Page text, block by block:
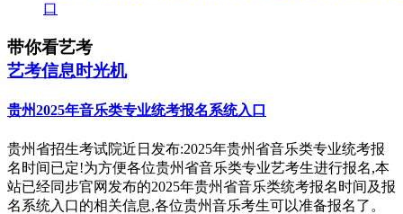
口
带你看艺考
艺考信息时光机
贵州2025年音乐类专业统考报名系统入口
贵州省招生考试院近日发布:2025年贵州省音乐类专业统考报
名时间已定!为方便各位贵州省音乐类专业艺考生进行报名,本
站已经同步官网发布的2025年贵州省音乐类统考报名时间及报
名系统入口的相关信息,各位贵州音乐考生可以准备报名了。